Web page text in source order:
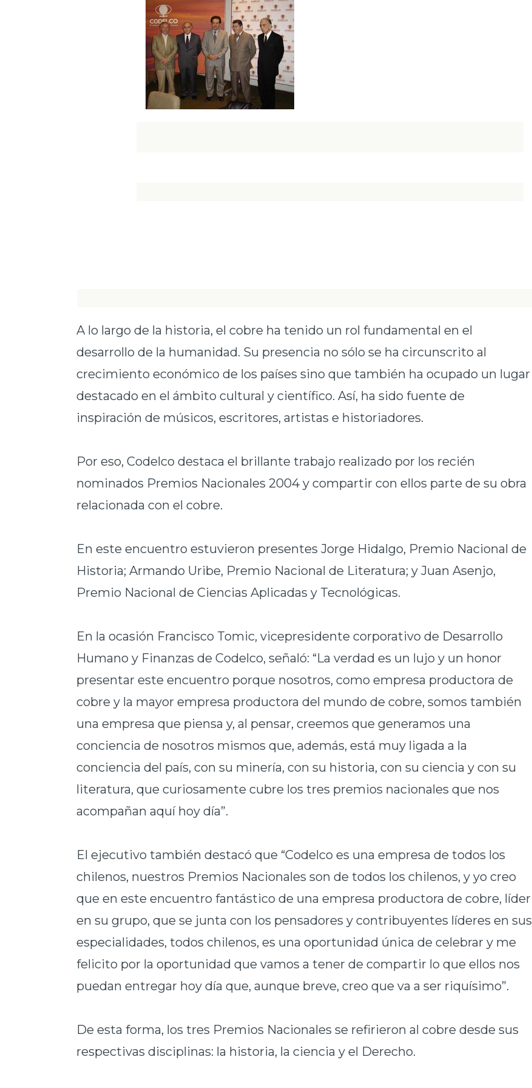
A lo largo de la historia, el cobre ha tenido un rol fundamental en el
desarrollo de la humanidad. Su presencia no sólo se ha circunscrito al
crecimiento económico de los países sino que también ha ocupado un lugar
destacado en el ámbito cultural y científico. Así, ha sido fuente de
inspiración de músicos, escritores, artistas e historiadores.
Por eso, Codelco destaca el brillante trabajo realizado por los recién
nominados Premios Nacionales 2004 y compartir con ellos parte de su obra
relacionada con el cobre.
En este encuentro estuvieron presentes Jorge Hidalgo, Premio Nacional de
Historia; Armando Uribe, Premio Nacional de Literatura; y Juan Asenjo,
Premio Nacional de Ciencias Aplicadas y Tecnológicas.
En la ocasión Francisco Tomic, vicepresidente corporativo de Desarrollo
Humano y Finanzas de Codelco, señaló: “La verdad es un lujo y un honor
presentar este encuentro porque nosotros, como empresa productora de
cobre y la mayor empresa productora del mundo de cobre, somos también
una empresa que piensa y, al pensar, creemos que generamos una
conciencia de nosotros mismos que, además, está muy ligada a la
conciencia del país, con su minería, con su historia, con su ciencia y con su
literatura, que curiosamente cubre los tres premios nacionales que nos
acompañan aquí hoy día”.
El ejecutivo también destacó que “Codelco es una empresa de todos los
chilenos, nuestros Premios Nacionales son de todos los chilenos, y yo creo
que en este encuentro fantástico de una empresa productora de cobre, líder
en su grupo, que se junta con los pensadores y contribuyentes líderes en sus
especialidades, todos chilenos, es una oportunidad única de celebrar y me
felicito por la oportunidad que vamos a tener de compartir lo que ellos nos
puedan entregar hoy día que, aunque breve, creo que va a ser riquísimo”.
De esta forma, los tres Premios Nacionales se refirieron al cobre desde sus
respectivas disciplinas: la historia, la ciencia y el Derecho.